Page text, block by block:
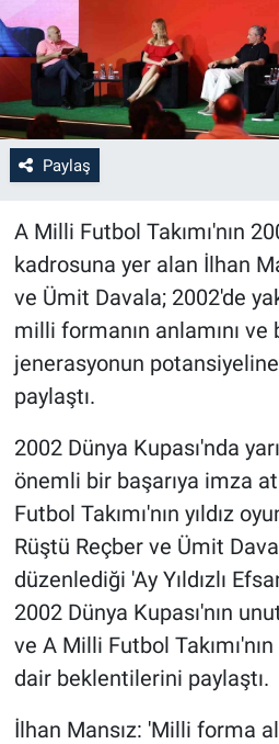
Paylaş
A Milli Futbol Takımı'nın
kadrosuna yer alan İlhan
ve Ümit Davala; 2002'de
milli formanın anlamını ve
jenerasyonun
paylaştı.
2002 Dünya Kupası'nda
önemli bir başarıya imza
Futbol Takımı'nın yıldız
Rüştü Reçber ve Ümit
düzenlediği 'Ay Yıldızlı
2002 Dünya Kupası'nın
ve A Milli Futbol
dair beklentilerini paylaştı.
İlhan Mansız: 'Milli forma